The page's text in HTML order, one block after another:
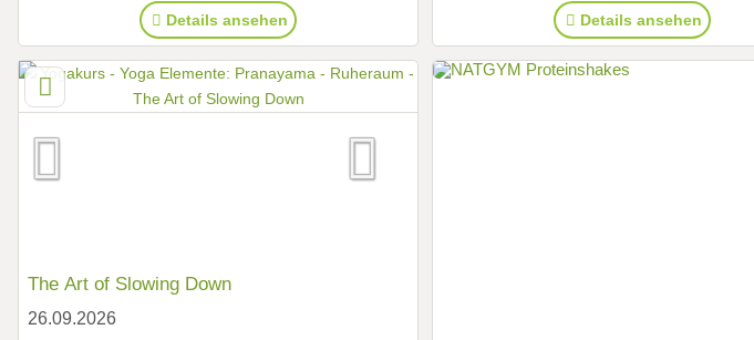
Details ansehen Details ansehen
The Art of Slowing Down
26.09.2026